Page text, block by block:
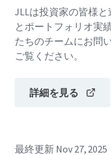
JLLは投資家の皆様
とポートフォリオ実
たちのチームにお問
ご覧ください。
詳細を見る
最終更新 Nov 27, 2025